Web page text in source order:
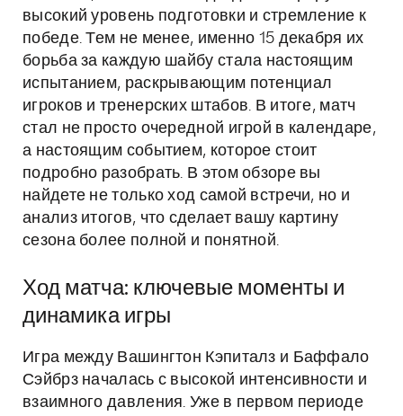
высокий уровень подготовки и стремление к
победе. Тем не менее, именно 15 декабря их
борьба за каждую шайбу стала настоящим
испытанием, раскрывающим потенциал
игроков и тренерских штабов. В итоге, матч
стал не просто очередной игрой в календаре,
а настоящим событием, которое стоит
подробно разобрать. В этом обзоре вы
найдете не только ход самой встречи, но и
анализ итогов, что сделает вашу картину
сезона более полной и понятной.
Ход матча: ключевые моменты и
динамика игры
Игра между Вашингтон Кэпиталз и Баффало
Сэйбрз началась с высокой интенсивности и
взаимного давления. Уже в первом периоде